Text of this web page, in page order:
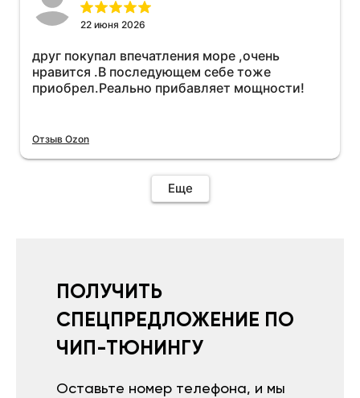
дополню позже ещё не проехал 120
км.Дополняю после пробега 120 км
более энергичный расход не
увеличился.Всем рекомендую к покупке.
22 июня 2026
друг покупал впечатления море ,очень
нравится .В последующем себе тоже
приобрел.Реально прибавляет мощности!
Отзыв Ozon
Еще
ПОЛУЧИТЬ
СПЕЦПРЕДЛОЖЕНИЕ ПО
ЧИП-ТЮНИНГУ
Оставьте номер телефона, и мы